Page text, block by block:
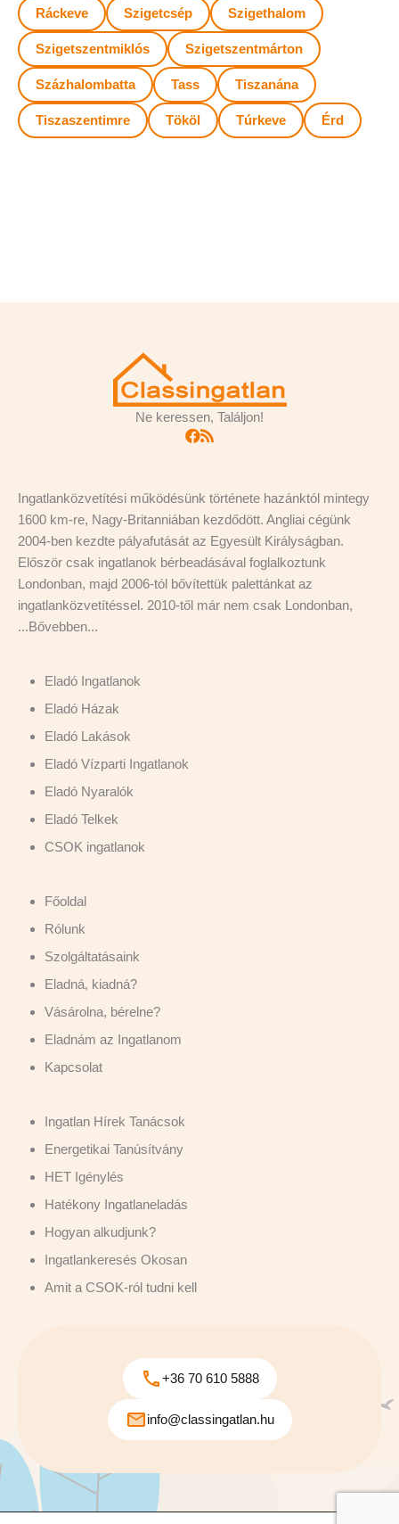
Ráckeve Szigetcsép Szigethalom
Szigetszentmiklós Szigetszentmárton
Százhalombatta Tass Tiszanána
Tiszaszentimre Tököl Túrkeve Érd
Ne keressen, Találjon!
Ingatlanközvetítési működésünk története hazánktól mintegy
1600 km-re, Nagy-Britanniában kezdődött. Angliai cégünk
2004-ben kezdte pályafutását az Egyesült Királyságban.
Először csak ingatlanok bérbeadásával foglalkoztunk
Londonban, majd 2006-tól bővítettük palettánkat az
ingatlanközvetítéssel. 2010-től már nem csak Londonban,
...Bővebben...
Eladó Ingatlanok
Eladó Házak
Eladó Lakások
Eladó Vízparti Ingatlanok
Eladó Nyaralók
Eladó Telkek
CSOK ingatlanok
Főoldal
Rólunk
Szolgáltatásaink
Eladná, kiadná?
Vásárolna, bérelne?
Eladnám az Ingatlanom
Kapcsolat
Ingatlan Hírek Tanácsok
Energetikai Tanúsítvány
HET Igénylés
Hatékony Ingatlaneladás
Hogyan alkudjunk?
Ingatlankeresés Okosan
Amit a CSOK-ról tudni kell
+36 70 610 5888
info@classingatlan.hu